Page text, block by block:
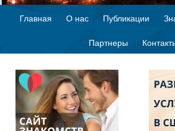
Главная О нас Публикации
Партнеры